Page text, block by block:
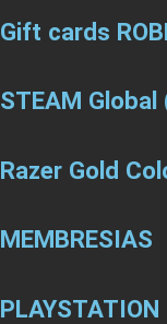
Gift cards
STEAM
Razer Gold
MEMBRESIAS